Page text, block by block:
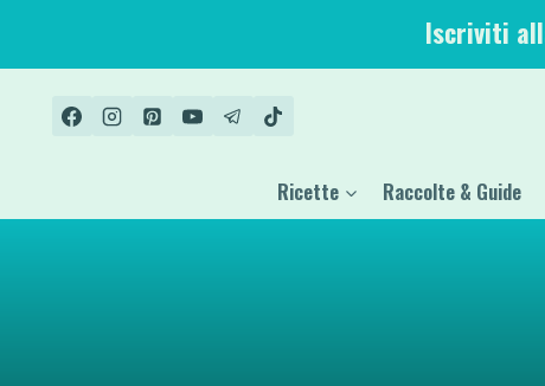
contenuto
Iscriviti
Ricette Raccolte & Guide